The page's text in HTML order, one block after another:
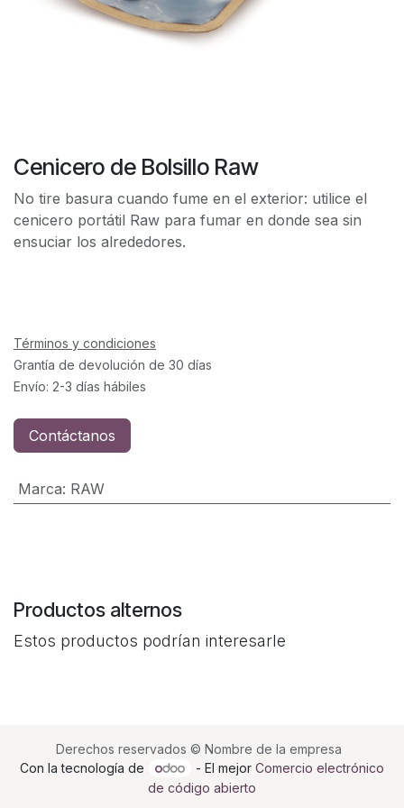
Cenicero de Bolsillo Raw
No tire basura cuando fume en el exterior: utilice el
cenicero portátil Raw para fumar en donde sea sin
ensuciar los alrededores.
Términos y condiciones
Grantía de devolución de 30 días
Envío: 2-3 días hábiles
Contáctanos
Marca: RAW
Productos alternos
Estos productos podrían interesarle
Derechos reservados © Nombre de la empresa
Con la tecnología de
- El mejor Comercio electrónico
de código abierto